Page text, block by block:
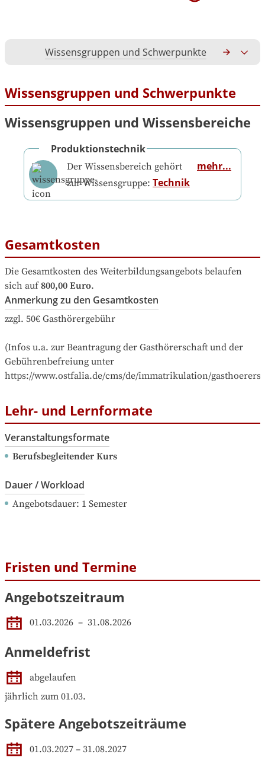
Wissensgruppen und Schwerpunkte
Wissensgruppen und Schwerpunkte
Wissensgruppen und Wissensbereiche
Produktionstechnik
Der Wissensbereich gehört
zur Wissensgruppe: Technik
mehr...
Gesamtkosten
Die Gesamtkosten des Weiterbildungsangebots belaufen
sich auf 800,00 Euro.
Anmerkung zu den Gesamtkosten
zzgl. 50€ Gasthörergebühr
(Infos u.a. zur Beantragung der Gasthörerschaft und der
Gebührenbefreiung unter
https://www.ostfalia.de/cms/de/immatrikulation/
Lehr- und Lernformate
Veranstaltungsformate
Berufsbegleitender Kurs
Dauer / Workload
Angebotsdauer: 1 Semester
Fristen und Termine
Angebotszeitraum
01.03.2026 – 31.08.2026
Anmeldefrist
abgelaufen
jährlich zum 01.03.
Spätere Angebotszeiträume
01.03.2027 – 31.08.2027